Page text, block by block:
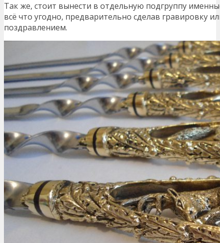
Так же, стоит вынести в отдельную подгруппу
всё что угодно, предварительно сделав гравировку
поздравлением.